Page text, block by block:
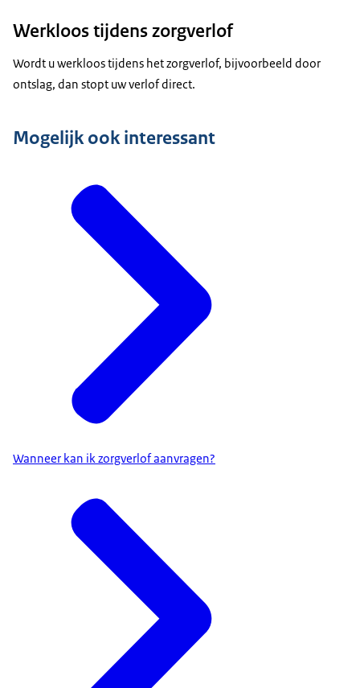
Werkloos tijdens zorgverlof
Wordt u werkloos tijdens het zorgverlof, bijvoorbeeld door
ontslag, dan stopt uw verlof direct.
Mogelijk ook interessant
Wanneer kan ik zorgverlof aanvragen?